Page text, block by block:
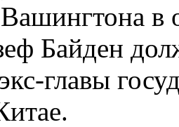
в
Байден
главы